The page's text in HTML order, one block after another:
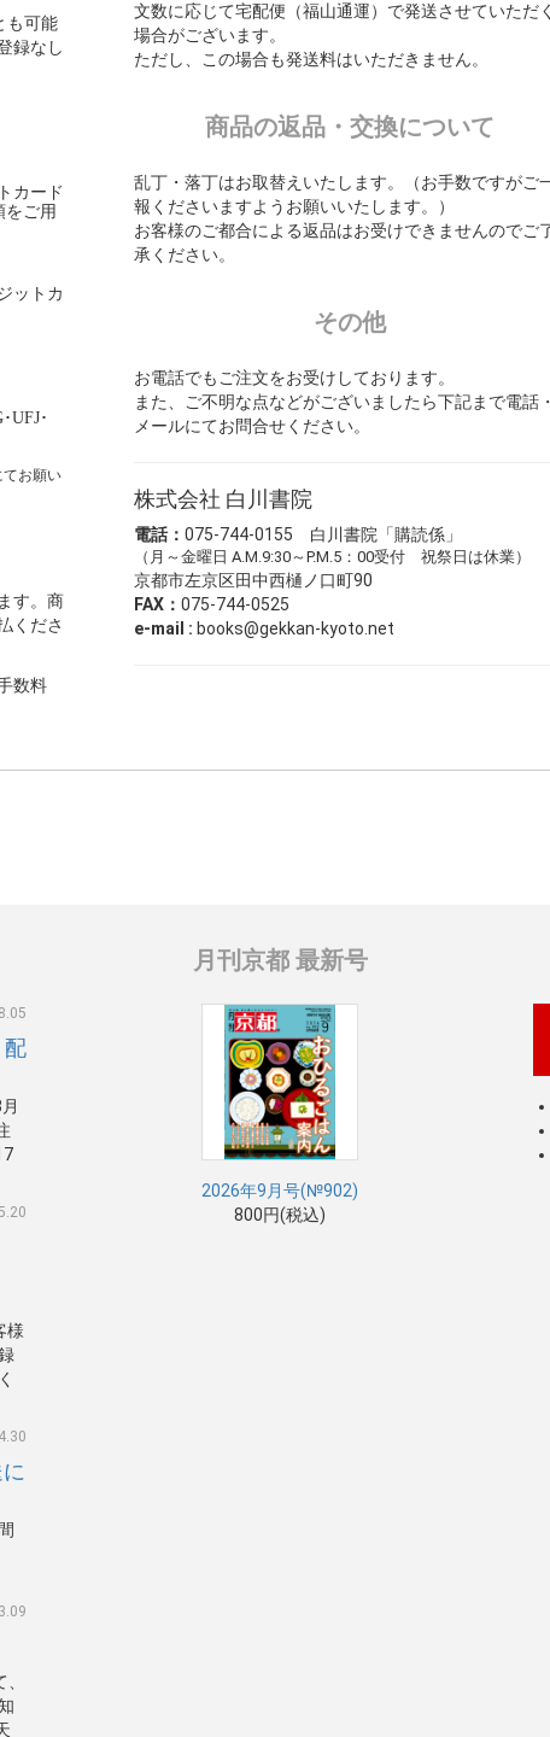
も可能
録なし
カード
ご用
ットカ
UFJ･
お願い
す。商
くださ
数料
文数に応じて宅配便（福山通運）で発送させていただく
場合がございます。
ただし、この場合も発送料はいただきません。
商品の返品・交換について
乱丁・落丁はお取替えいたします。（お手数ですがご
報くださいますようお願いいたします。）
お客様のご都合による返品はお受けできませんのでご
承ください。
その他
お電話でもご注文をお受けしております。
また、ご不明な点などがございましたら下記まで電話・
メールにてお問合せください。
株式会社 白川書院
電話： 075-744-0155 白川書院「購読係」
（月～金曜日 A.M.9:30～P.M.5：00受付 祝祭日は休業）
京都市左京区田中西樋ノ口町90
FAX： 075-744-0525
e-mail : books@gekkan-kyoto.net
様
月刊京都 最新号
2026年9月号(№902)
800円(税込)